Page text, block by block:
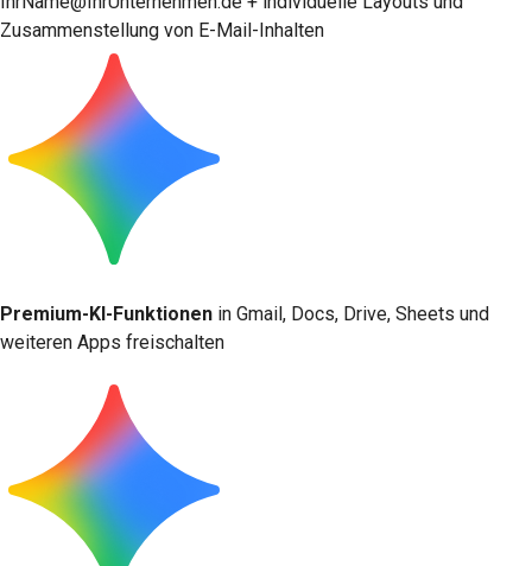
Zusammenstellung von E-Mail-Inhalten
Premium-KI-Funktionen in Gmail, Docs, Drive, Sheets und
weiteren Apps freischalten